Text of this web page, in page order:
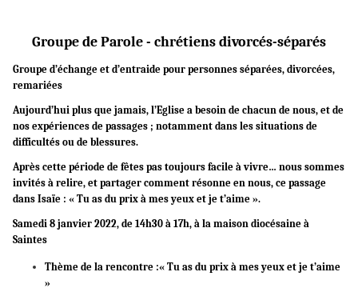
Groupe de Parole - chrétiens divorcés-séparés
Groupe d’échange et d’entraide pour personnes séparées, divorcées,
remariées
Aujourd’hui plus que jamais, l’Eglise a besoin de chacun de nous, et de
nos expériences de passages ; notamment dans les situations de
difficultés ou de blessures.
Après cette période de fêtes pas toujours facile à vivre… nous sommes
invités à relire, et partager comment résonne en nous, ce passage
dans Isaïe : « Tu as du prix à mes yeux et je t’aime ».
Samedi 8 janvier 2022, de 14h30 à 17h, à la maison diocésaine à
Saintes
Thème de la rencontre :« Tu as du prix à mes yeux et je t’aime
»